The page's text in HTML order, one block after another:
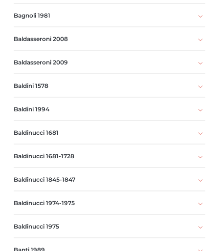
Bagnoli 1981
Baldasseroni 2008
Baldasseroni 2009
Baldini 1578
Baldini 1994
Baldinucci 1681
Baldinucci 1681-1728
Baldinucci 1845-1847
Baldinucci 1974-1975
Baldinucci 1975